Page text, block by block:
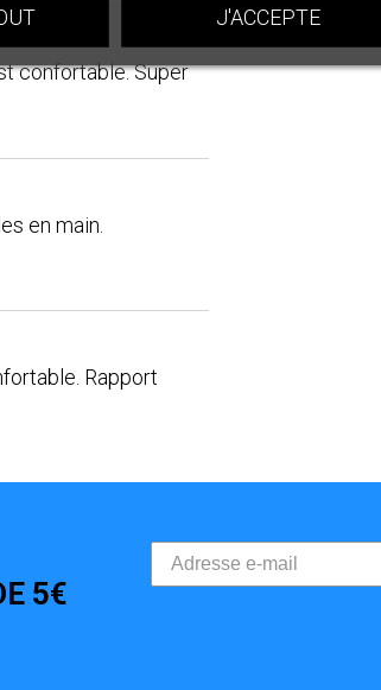
confortable. Super
en main.
Rapport
5€
J'ACCEPTE